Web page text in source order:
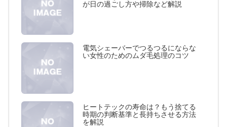
が日の過ごし方や掃除など解説
電気シェーバーでつるつるにならな
い女性のためのムダ毛処理のコツ
ヒートテックの寿命は？もう捨てる
時期の判断基準と長持ちさせる方法
を解説